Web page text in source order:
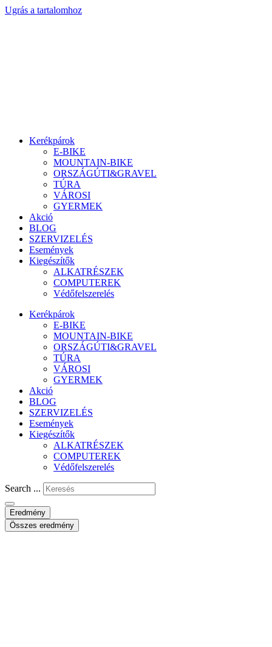
Ugrás a tartalomhoz
Kerékpárok
E-BIKE
MOUNTAIN-BIKE
ORSZÁGÚTI&GRAVEL
TÚRA
VÁROSI
GYERMEK
Akció
BLOG
SZERVIZELÉS
Események
Kiegészítők
ALKATRÉSZEK
COMPUTEREK
Védőfelszerelés
Kerékpárok
E-BIKE
MOUNTAIN-BIKE
ORSZÁGÚTI&GRAVEL
TÚRA
VÁROSI
GYERMEK
Akció
BLOG
SZERVIZELÉS
Események
Kiegészítők
ALKATRÉSZEK
COMPUTEREK
Védőfelszerelés
Search ...
Eredmény
Összes eredmény